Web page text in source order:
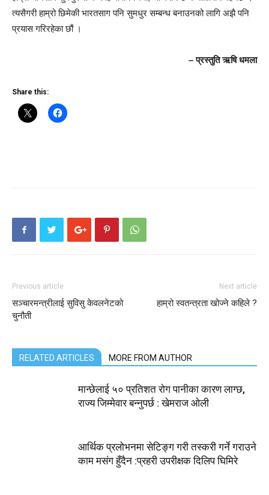
त्यसैगरी हाम्रो छिमेकी भारतसाग पनि सुमधुर सम्बन्ध बनाउनको लागि अझै पनि
प्रयास गरिरहेका छौं ।
– प्रस्तुति ऋषि धमला
Share this:
Previous article
सञ्चारमन्त्रीलाई सुविसु केवलनेटको
चुनौती
Next article
हाम्रो स्वतन्त्रता खोज्ने कहिले ?
RELATED ARTICLES MORE FROM AUTHOR
मान्छेलाई ५० प्रतिशत रोग पानीका कारण लाग्छ,
राज्य जिम्मेवार बन्नुपर्छ : खेमराज ओली
आर्थिक प्रलोभनमा सेटिङ्ग गरी तस्करी गर्ने गराउने
काम मसंग हुँदैन :प्रहरी उपरीक्षक दिलिप घिमिरे